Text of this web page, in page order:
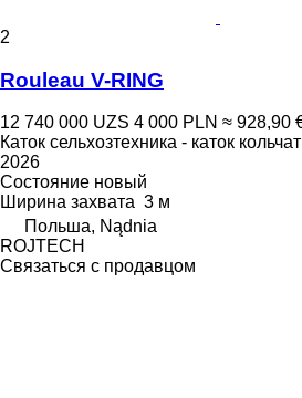
2
Rouleau V-RING
12 740 000 UZS 4 000 PLN ≈ 928,90
Каток сельхозтехника - каток
2026
Состояние новый
Ширина захвата 3 м
Польша, Nądnia
ROJTECH
Связаться с продавцом